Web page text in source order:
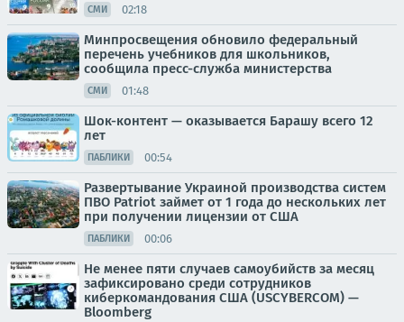
СМИ 02:18
Минпросвещения обновило федеральный
перечень учебников для школьников,
сообщила пресс-служба министерства
СМИ 01:48
Шок-контент — оказывается Барашу всего 12
лет
ПАБЛИКИ 00:54
Развертывание Украиной производства систем
ПВО Patriot займет от 1 года до нескольких лет
при получении лицензии от США
ПАБЛИКИ 00:06
Не менее пяти случаев самоубийств за месяц
зафиксировано среди сотрудников
киберкомандования США (USCYBERCOM) —
Bloomberg